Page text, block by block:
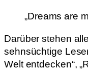
„Dreams are
Darüber stehen
sehnsüchtige
Welt entdecken“,